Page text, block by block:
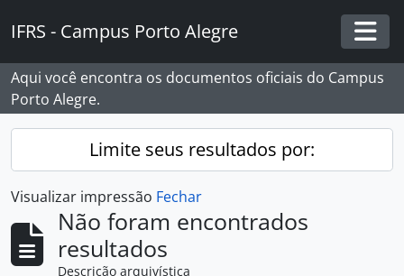
IFRS - Campus Porto Alegre
Aqui você encontra os documentos oficiais do Campus
Porto Alegre.
Limite seus resultados por:
Visualizar impressão Fechar
Não foram encontrados
resultados
Descrição arquivística